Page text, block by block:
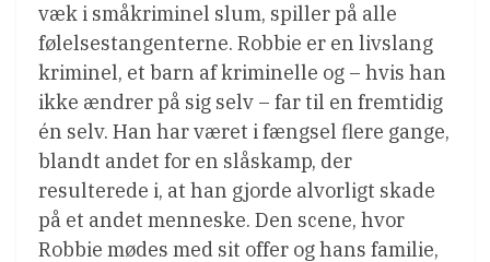
væk i småkriminel slum, spiller på alle
følelsestangenterne. Robbie er en livslang
kriminel, et barn af kriminelle og – hvis han
ikke ændrer på sig selv – far til en fremtidig
én selv. Han har været i fængsel flere gange,
blandt andet for en slåskamp, der
resulterede i, at han gjorde alvorligt skade
på et andet menneske. Den scene, hvor
Robbie mødes med sit offer og hans familie,